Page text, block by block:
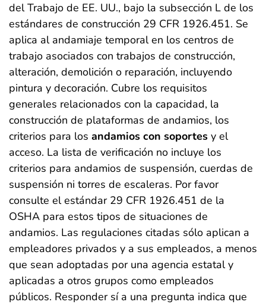
del Trabajo de EE. UU., bajo la subsección L de los
estándares de construcción 29 CFR 1926.451. Se
aplica al andamiaje temporal en los centros de
trabajo asociados con trabajos de construcción,
alteración, demolición o reparación, incluyendo
pintura y decoración. Cubre los requisitos
generales relacionados con la capacidad, la
construcción de plataformas de andamios, los
criterios para los andamios con soportes y el
acceso. La lista de verificación no incluye los
criterios para andamios de suspensión, cuerdas de
suspensión ni torres de escaleras. Por favor
consulte el estándar 29 CFR 1926.451 de la
OSHA para estos tipos de situaciones de
andamios. Las regulaciones citadas sólo aplican a
empleadores privados y a sus empleados, a menos
que sean adoptadas por una agencia estatal y
aplicadas a otros grupos como empleados
públicos. Responder sí a una pregunta indica que